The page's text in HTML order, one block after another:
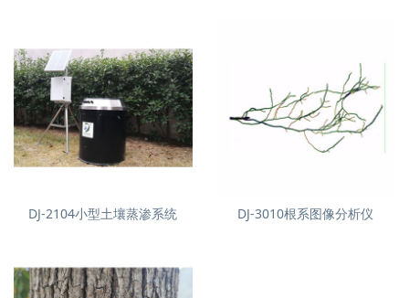
DJ-2104小型土壤蒸渗系统 DJ-3010根系图像分析仪